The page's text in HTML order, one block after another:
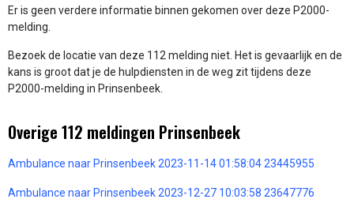
Er is geen verdere informatie binnen gekomen over deze P2000-
melding.
Bezoek de locatie van deze 112 melding niet. Het is gevaarlijk en de
kans is groot dat je de hulpdiensten in de weg zit tijdens deze
P2000-melding in Prinsenbeek.
Overige 112 meldingen Prinsenbeek
Ambulance naar Prinsenbeek 2023-11-14 01:58:04 23445955
Ambulance naar Prinsenbeek 2023-12-27 10:03:58 23647776